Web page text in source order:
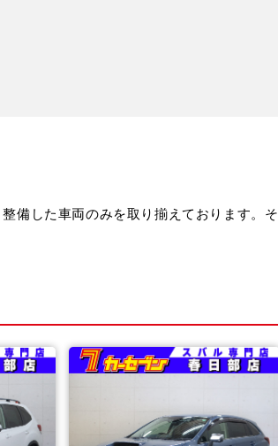
備した車両のみを取り揃えております。そ